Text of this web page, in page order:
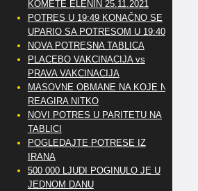
KOMETE ELENIN 25.11.2021
POTRES U 19:49 KONAČNO SE
UPARIO SA POTRESOM U 19:40
NOVA POTRESNA TABLICA
PLACEBO VAKCINACIJA vs
PRAVA VAKCINACIJA
MASOVNE OBMANE NA KOJE NE
REAGIRA NITKO
NOVI POTRES U PARITETU NA
TABLICI
POGLEDAJTE POTRESE IZ
IRANA
500 000 LJUDI POGINULO JE U
JEDNOM DANU